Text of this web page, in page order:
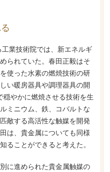
業技術院では、新エネルギ
られていた。春田正毅はそ
使った水素の燃焼技術の研
い暖房器具や調理器具の開
やかに燃焼させる技術を生
ミニウム、鉄、コバルトな
敵する高活性な触媒を開発
は、貴金属についても同様
ることができると考えた。
に進められた貴金属触媒の